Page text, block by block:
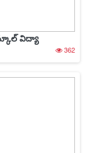
విద్యా
362